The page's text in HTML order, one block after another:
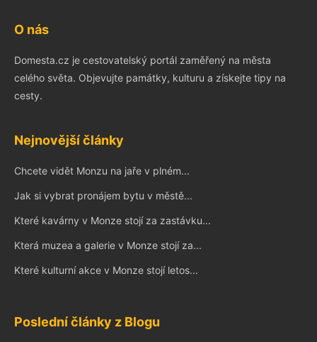
O nás
Domesta.cz je cestovatelský portál zaměřený na města
celého světa. Objevujte památky, kulturu a získejte tipy na
cesty.
Nejnovější články
Chcete vidět Monzu na jaře v plném...
Jak si vybrat pronájem bytu v městě...
Které kavárny v Monze stojí za zastávku...
Která muzea a galerie v Monze stojí za...
Které kulturní akce v Monze stojí letos...
Poslední články z Blogu